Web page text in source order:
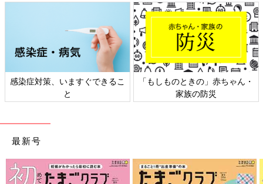
日本外来小児科学会リーフレッ
ト検討会
六星占術 細木かおりさんの人生
相談
最新号